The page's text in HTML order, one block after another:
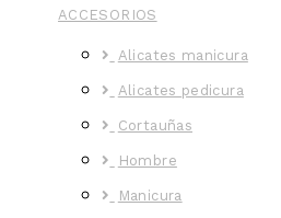
ACCESORIOS
Alicates manicura
Alicates pedicura
Cortauñas
Hombre
Manicura